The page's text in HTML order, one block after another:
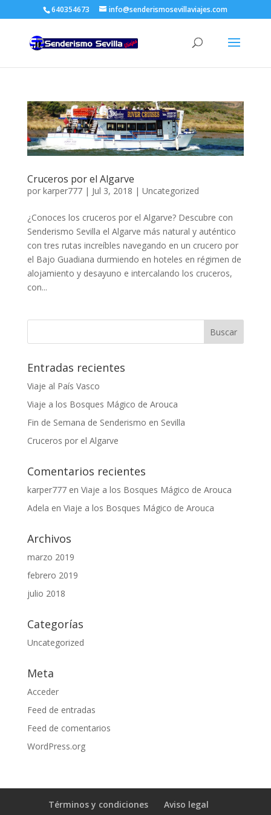
640354673 info@senderismosevillaviajes.com
Cruceros por el Algarve
por karper777| Jul 3, 2018 | Uncategorized
¿Conoces los cruceros por el Algarve? Descubre con
Senderismo Sevilla el Algarve más natural y auténtico
con tres rutas increíbles navegando en un crucero por
el Bajo Guadiana durmiendo en hoteles en régimen de
alojamiento y desayuno e intercalando los cruceros,
con...
Entradas recientes
Viaje al País Vasco
Viaje a los Bosques Mágico de Arouca
Fin de Semana de Senderismo en Sevilla
Cruceros por el Algarve
Comentarios recientes
karper777en Viaje a los Bosques Mágico de Arouca
Adela en Viaje a los Bosques Mágico de Arouca
Archivos
marzo 2019
febrero 2019
julio 2018
Categorías
Uncategorized
Meta
Acceder
Feed de entradas
Feed de comentarios
WordPress.org
Términos y condiciones
Aviso legal